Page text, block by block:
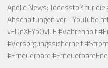
Apollo News: Todesstoß für
Abschaltungen vor - YouTube
v=DnXEYpQvILE#Vahrenholt
#Versorgungssicherheit
#Erneuerbare